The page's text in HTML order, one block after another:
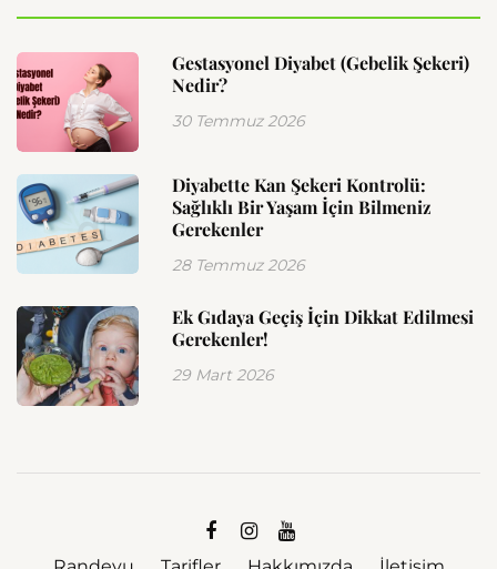
Gestasyonel Diyabet (Gebelik Şekeri)
Nedir?
30 Temmuz 2026
Diyabette Kan Şekeri Kontrolü:
Sağlıklı Bir Yaşam İçin Bilmeniz
Gerekenler
28 Temmuz 2026
Ek Gıdaya Geçiş İçin Dikkat Edilmesi
Gerekenler!
29 Mart 2026